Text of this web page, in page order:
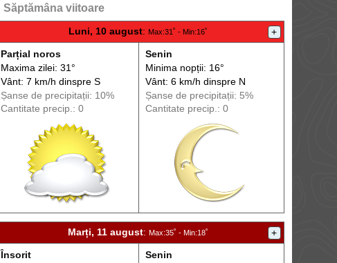
Săptămâna viitoare
Luni, 10 august: Max:31˚ - Min:16˚ +
Parțial noros
Maxima zilei: 31°
Vânt: 7 km/h dinspreS
Șanse de precipitații: 10%
Cantitate precip.: 0
Senin
Minima nopții: 16°
Vânt: 6 km/h dinspreN
Șanse de precipitații: 5%
Cantitate precip.: 0
Marți, 11 august: Max:35˚ - Min:18˚ +
Însorit
Senin